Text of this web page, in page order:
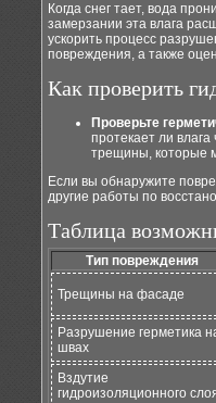
Когда снег тает, вода
замерзании эта влага
ускорить процесс
повреждения, а также
Как проверить
Проверьте
протекает ли
трещины, которые
Если вы обнаружите
другие работы по
Таблица
Тип повреждения
Трещины на фасаде
Разрушение герметика
швах
Вздутие
гидроизоляционного